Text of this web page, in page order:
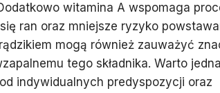
witamina A wspomaga
ran oraz mniejsze ryzyko
mogą również zauważyć
tego składnika. Warto
indywidualnych predyspozycji oraz